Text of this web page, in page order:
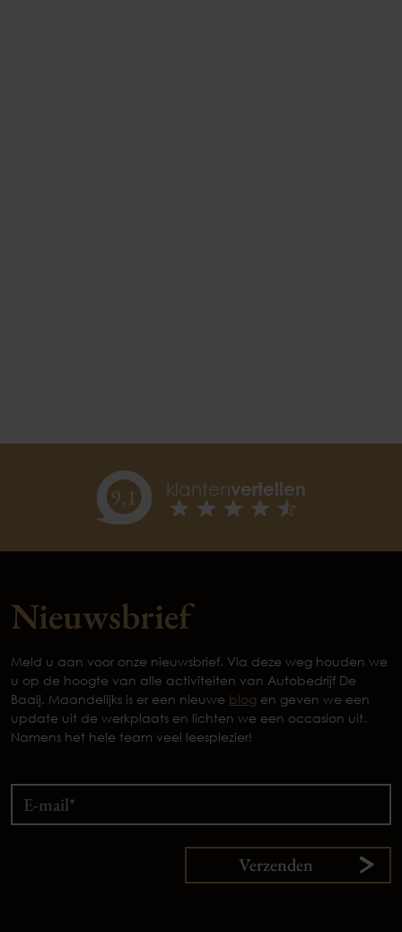
9,1 klantenvertellen
Nieuwsbrief
Meld u aan voor onze nieuwsbrief. Via deze weg houden we
u op de hoogte van alle activiteiten van Autobedrijf De
Baaij. Maandelijks is er een nieuwe blog en geven we een
update uit de werkplaats en lichten we een occasion uit.
Namens het hele team veel leesplezier!
Verzenden